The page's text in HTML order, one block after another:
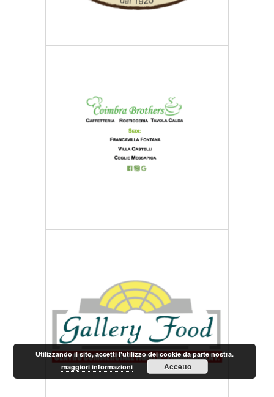
Utilizzando il sito, accetti l'utilizzo dei cookie da parte nostra.
maggiori informazioni
Accetto